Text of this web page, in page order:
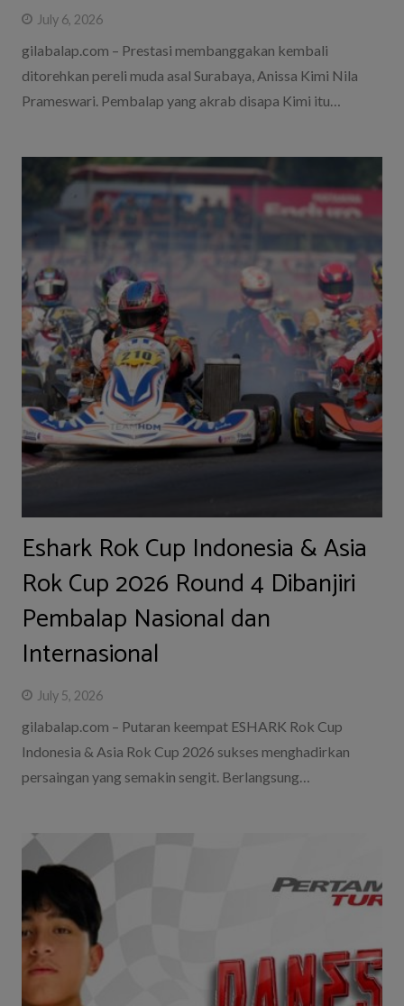
July 6, 2026
gilabalap.com – Prestasi membanggakan kembali
ditorehkan pereli muda asal Surabaya, Anissa Kimi Nila
Prameswari. Pembalap yang akrab disapa Kimi itu…
Eshark Rok Cup Indonesia & Asia
Rok Cup 2026 Round 4 Dibanjiri
Pembalap Nasional dan
Internasional
July 5, 2026
gilabalap.com – Putaran keempat ESHARK Rok Cup
Indonesia & Asia Rok Cup 2026 sukses menghadirkan
persaingan yang semakin sengit. Berlangsung…